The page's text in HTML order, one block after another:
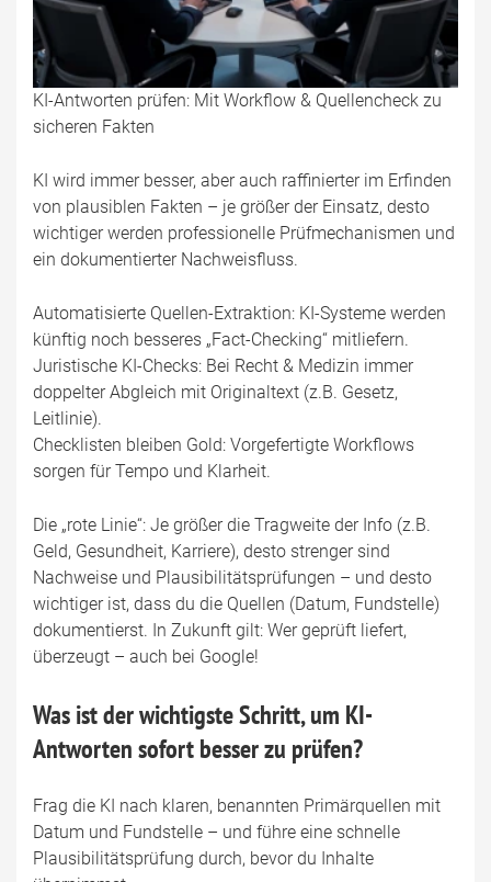
KI-Antworten prüfen: Mit Workflow & Quellencheck zu
sicheren Fakten
KI wird immer besser, aber auch raffinierter im Erfinden
von plausiblen Fakten – je größer der Einsatz, desto
wichtiger werden professionelle Prüfmechanismen und
ein dokumentierter Nachweisfluss.
Automatisierte Quellen-Extraktion: KI-Systeme werden
künftig noch besseres „Fact-Checking“ mitliefern.
Juristische KI-Checks: Bei Recht & Medizin immer
doppelter Abgleich mit Originaltext (z.B. Gesetz,
Leitlinie).
Checklisten bleiben Gold: Vorgefertigte Workflows
sorgen für Tempo und Klarheit.
Die „rote Linie“: Je größer die Tragweite der Info (z.B.
Geld, Gesundheit, Karriere), desto strenger sind
Nachweise und Plausibilitätsprüfungen – und desto
wichtiger ist, dass du die Quellen (Datum, Fundstelle)
dokumentierst. In Zukunft gilt: Wer geprüft liefert,
überzeugt – auch bei Google!
Was ist der wichtigste Schritt, um KI-
Antworten sofort besser zu prüfen?
Frag die KI nach klaren, benannten Primärquellen mit
Datum und Fundstelle – und führe eine schnelle
Plausibilitätsprüfung durch, bevor du Inhalte